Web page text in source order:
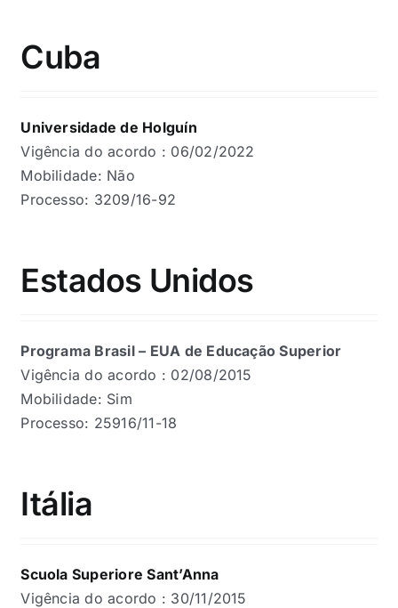
Cuba
Universidade de Holguín
Vigência do acordo : 06/02/2022
Mobilidade: Não
Processo: 3209/16-92
Estados Unidos
Programa Brasil – EUA de Educação Superior
Vigência do acordo : 02/08/2015
Mobilidade: Sim
Processo: 25916/11-18
Itália
Scuola Superiore Sant’Anna
Vigência do acordo : 30/11/2015